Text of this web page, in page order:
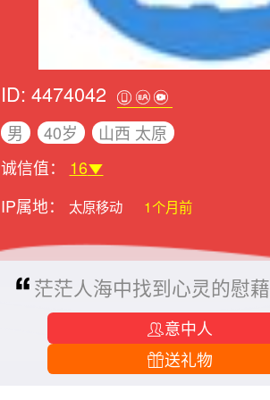
ID: 4474042
男 40岁
山西 太原
诚信值： 16
IP属地：
太原移动 1个月前
茫茫人海中找到心灵的慰藉
意中人
送礼物